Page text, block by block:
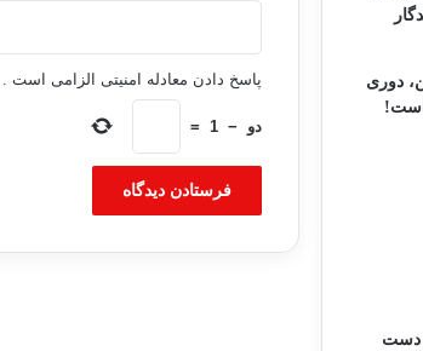
پاسخ دادن معادله امنیتی الزامی است .
دو −
1
=
دوری
دست